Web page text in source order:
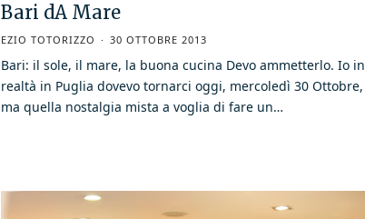
Bari dA Mare
EZIO TOTORIZZO 30 OTTOBRE 2013
Bari: il sole, il mare, la buona cucina Devo ammetterlo. Io in
realtà in Puglia dovevo tornarci oggi, mercoledì 30 Ottobre,
ma quella nostalgia mista a voglia di fare un…